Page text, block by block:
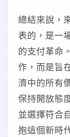
總結來說，
表的，是一
的支付革命
作，而是旨
濟中的所有
保持開放態
並選擇符合
抱這個新時